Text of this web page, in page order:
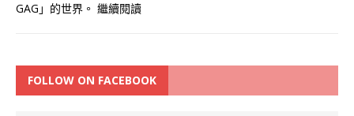
GAG」的世界。 繼續閱讀
FOLLOW ON FACEBOOK